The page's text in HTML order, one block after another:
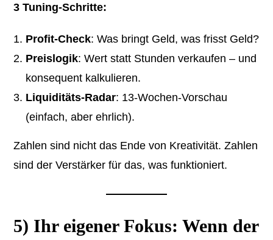
3 Tuning-Schritte:
Profit-Check: Was bringt Geld, was frisst Geld?
Preislogik: Wert statt Stunden verkaufen – und
konsequent kalkulieren.
Liquiditäts-Radar: 13-Wochen-Vorschau
(einfach, aber ehrlich).
Zahlen sind nicht das Ende von Kreativität. Zahlen
sind der Verstärker für das, was funktioniert.
5) Ihr eigener Fokus: Wenn der